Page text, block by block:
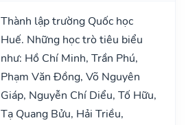
Thành lập trường Quốc học
Huế. Những học trò tiêu biểu
như: Hồ Chí Minh, Trần Phú,
Phạm Văn Đồng, Võ Nguyên
Giáp, Nguyễn Chí Diểu, Tố Hữu,
Tạ Quang Bửu, Hải Triều,